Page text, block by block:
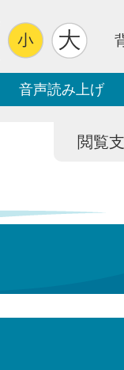
音声読み上げ
閲覧